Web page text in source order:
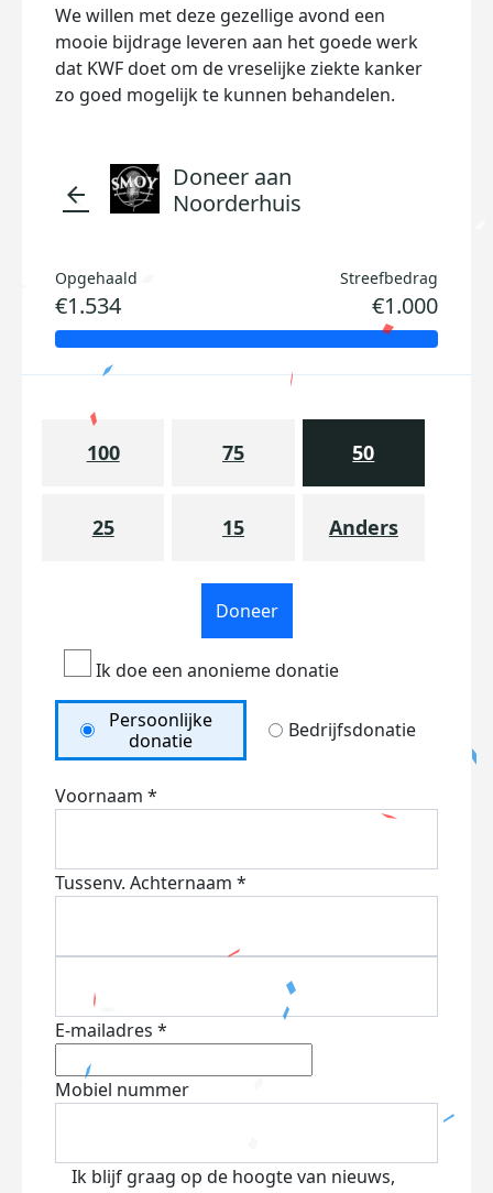
We willen met deze gezellige avond een
mooie bijdrage leveren aan het goede werk
dat KWF doet om de vreselijke ziekte kanker
zo goed mogelijk te kunnen behandelen.
arrow_back
Doneer aan
Noorderhuis
Opgehaald
€1.534
Streefbedrag
€1.000
100 75 50
25 15 Anders
Doneer
Ik doe een anonieme donatie
Persoonlijke
donatie
Bedrijfsdonatie
Voornaam *
Tussenv. Achternaam *
E-mailadres *
Mobiel nummer
Ik blijf graag op de hoogte van nieuws,